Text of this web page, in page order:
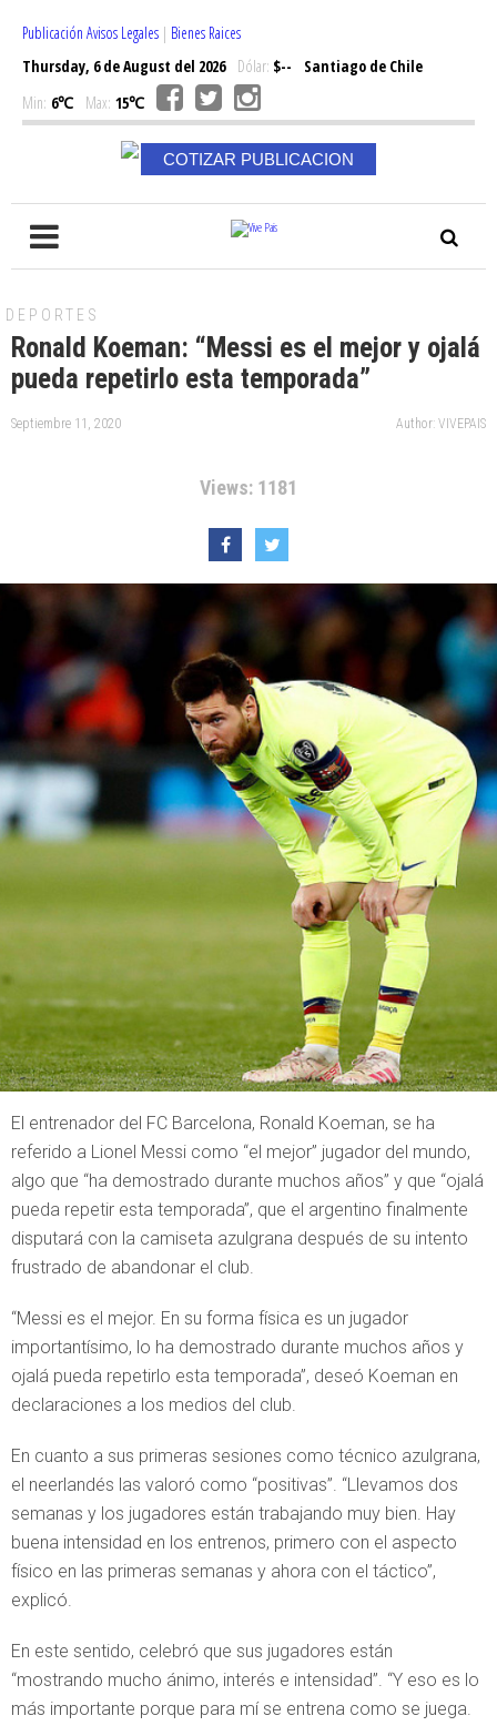
Publicación Avisos Legales | Bienes Raices
Thursday, 6 de August del 2026Dólar: $--
Santiago de Chile
Min: 6℃ Max: 15℃
COTIZAR PUBLICACION
DEPORTES
Ronald Koeman: “Messi es el mejor y ojalá
pueda repetirlo esta temporada”
Septiembre 11, 2020 Author: VIVEPAIS
Views: 1181
El entrenador del FC Barcelona, Ronald Koeman, se ha
referido a Lionel Messi como “el mejor” jugador del mundo,
algo que “ha demostrado durante muchos años” y que “ojalá
pueda repetir esta temporada”, que el argentino finalmente
disputará con la camiseta azulgrana después de su intento
frustrado de abandonar el club.
“Messi es el mejor. En su forma física es un jugador
importantísimo, lo ha demostrado durante muchos años y
ojalá pueda repetirlo esta temporada”, deseó Koeman en
declaraciones a los medios del club.
En cuanto a sus primeras sesiones como técnico azulgrana,
el neerlandés las valoró como “positivas”. “Llevamos dos
semanas y los jugadores están trabajando muy bien. Hay
buena intensidad en los entrenos, primero con el aspecto
físico en las primeras semanas y ahora con el táctico”,
explicó.
En este sentido, celebró que sus jugadores están
“mostrando mucho ánimo, interés e intensidad”. “Y eso es lo
más importante porque para mí se entrena como se juega.